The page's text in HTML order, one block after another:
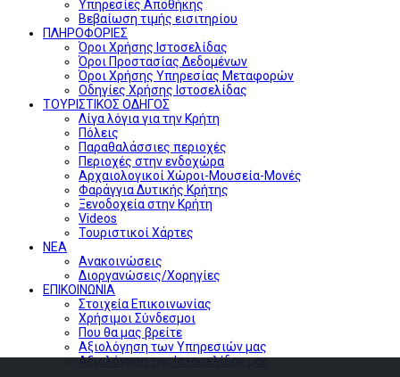
Υπηρεσίες Αποθήκης
Βεβαίωση τιμής εισιτηρίου
ΠΛΗΡΟΦΟΡΙΕΣ
Όροι Χρήσης Ιστοσελίδας
Όροι Προστασίας Δεδομένων
Όροι Χρήσης Υπηρεσίας Μεταφορών
Οδηγίες Χρήσης Ιστοσελίδας
ΤΟΥΡΙΣΤΙΚΟΣ ΟΔΗΓΟΣ
Λίγα λόγια για την Κρήτη
Πόλεις
Παραθαλάσσιες περιοχές
Περιοχές στην ενδοχώρα
Αρχαιολογικοί Χώροι-Μουσεία-Μονές
Φαράγγια Δυτικής Κρήτης
Ξενοδοχεία στην Κρήτη
Videos
Τουριστικοί Χάρτες
ΝΕΑ
Ανακοινώσεις
Διοργανώσεις/Χορηγίες
ΕΠΙΚΟΙΝΩΝΙΑ
Στοιχεία Επικοινωνίας
Χρήσιμοι Σύνδεσμοι
Που θα μας βρείτε
Αξιολόγηση των Υπηρεσιών μας
Αξιολόγηση της Ιστοσελίδας μας